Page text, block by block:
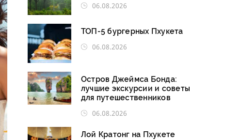
06.08.2026
ТОП-5 бургерных Пхукета
06.08.2026
Остров Джеймса Бонда:
лучшие экскурсии и советы
для путешественников
06.08.2026
Лой Кратонг на Пхукете